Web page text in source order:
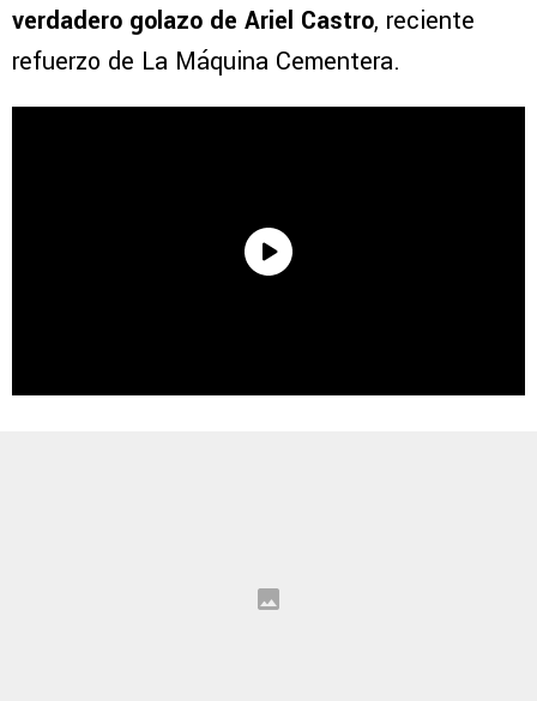
verdadero golazo de Ariel Castro, reciente
refuerzo de La Máquina Cementera.